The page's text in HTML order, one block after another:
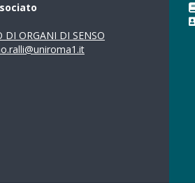
DI ORGANI DI SENSO